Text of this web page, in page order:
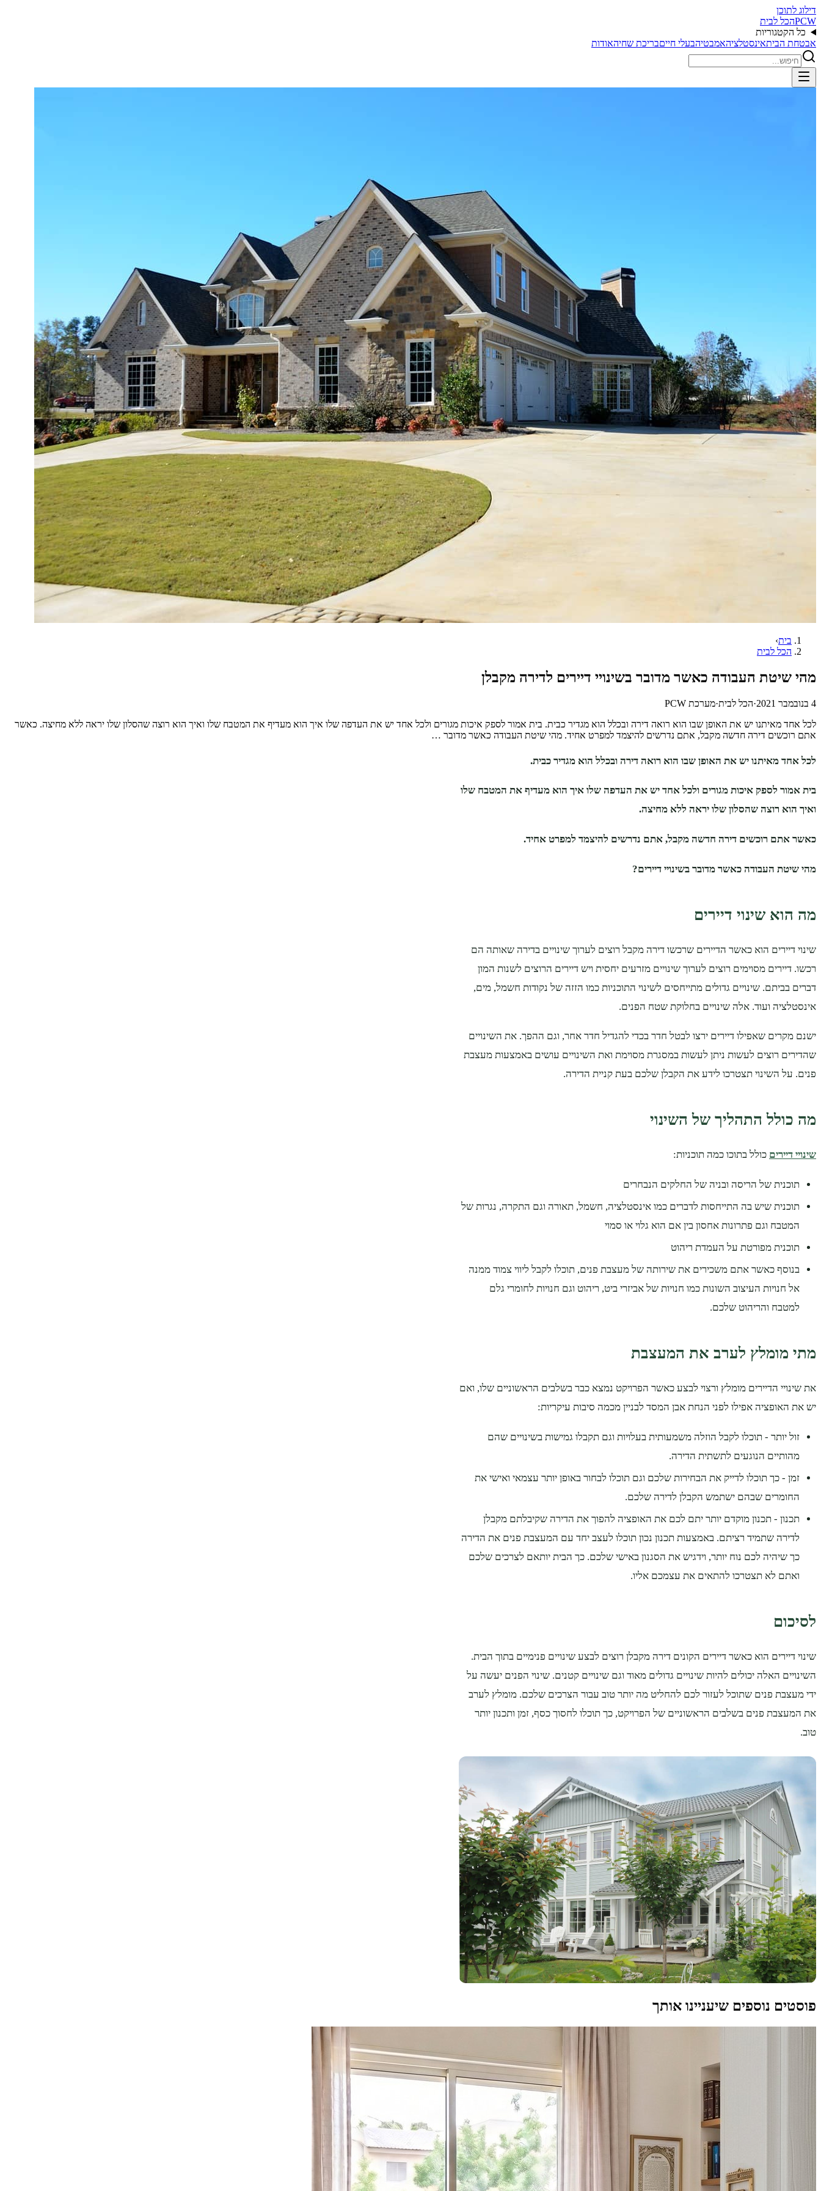
דילוג לתוכן
PCWהכל לבית
כל הקטגוריות
אבטחת הביתאינסטלציהאמבטיהבעלי חייםבריכת שחיהאודות
בית›
הכל לבית
מהי שיטת העבודה כאשר מדובר בשינויי דיירים לדירה מקבלן
4 בנובמבר 2021 ·הכל לבית·מערכת PCW
לכל אחד מאיתנו יש את האופן שבו הוא רואה דירה ובכלל הוא מגדיר כבית. בית אמור לספק איכות מגורים ולכל אחד יש את העדפה שלו איך הוא מעדיף את המטבח שלו ואיך הוא רוצה שהסלון שלו יראה ללא מחיצה. כאשר
אתם רוכשים דירה חדשה מקבל, אתם נדרשים להיצמד למפרט אחיד. מהי שיטת העבודה כאשר מדובר …
לכל אחד מאיתנו יש את האופן שבו הוא רואה דירה ובכלל הוא מגדיר כבית.
בית אמור לספק איכות מגורים ולכל אחד יש את העדפה שלו איך הוא מעדיף את המטבח שלו
ואיך הוא רוצה שהסלון שלו יראה ללא מחיצה.
כאשר אתם רוכשים דירה חדשה מקבל, אתם נדרשים להיצמד למפרט אחיד.
מהי שיטת העבודה כאשר מדובר בשינויי דיירים?
מה הוא שינוי דיירים
שינוי דיירים הוא כאשר הדיירים שרכשו דירה מקבל רוצים לערוך שינויים בדירה שאותה הם
רכשו. דיירים מסוימים רוצים לערוך שינויים מזרעים יחסית ויש דיירים הרוצים לשנות המון
דברים בביתם. שינויים גדולים מתייחסים לשינוי התוכניות כמו הזזה של נקודות חשמל, מים,
אינסטלציה ועוד. אלה שינויים בחלוקת שטח הפנים.
ישנם מקרים שאפילו דיירים ירצו לבטל חדר בכדי להגדיל חדר אחר, וגם ההפך. את השינויים
שהדירים רוצים לעשות ניתן לעשות במסגרת מסוימת ואת השינויים עושים באמצעות מעצבת
פנים. על השינוי תצטרכו לידע את הקבלן שלכם בעת קניית הדירה.
מה כולל התהליך של השינוי
שינויי דיירים כולל בתוכו כמה תוכניות:
תוכנית של הריסה ובניה של החלקים הנבחרים
תוכנית שיש בה התייחסות לדברים כמו אינסטלציה, חשמל, תאורה וגם התקרה, נגרות של
המטבח וגם פתרונות אחסון בין אם הוא גלוי או סמוי
תוכנית מפורטת על העמדת ריהוט
בנוסף כאשר אתם משכירים את שירותה של מעצבת פנים, תוכלו לקבל ליווי צמוד ממנה
אל חנויות העיצוב השונות כמו חנויות של אביזרי ביט, ריהוט וגם חנויות לחומרי גלם
למטבח והריהוט שלכם.
מתי מומלץ לערב את המעצבת
את שינויי הדיירים מומלץ ורצוי לבצע כאשר הפרויקט נמצא כבר בשלבים הראשוניים שלו, ואם
יש את האופציה אפילו לפני הנחת אבן המסד לבניין מכמה סיבות עיקריות:
זול יותר - תוכלו לקבל הוזלה משמעותית בעלויות וגם תקבלו גמישות בשינויים שהם
מהותיים הנוגעים לתשתית הדירה.
זמן - כך תוכלו לדייק את הבחירות שלכם וגם תוכלו לבחור באופן יותר עצמאי ואישי את
החומרים שבהם ישתמש הקבלן לדירה שלכם.
תכנון - תכנון מוקדם יותר יתם לכם את האופציה להפוך את הדירה שקיבלתם מקבלן
לדירה שתמיד רציתם. באמצעות תכנון נכון תוכלו לעצב יחד עם המעצבת פנים את הדירה
כך שיהיה לכם נוח יותר, וידגיש את הסגנון באישי שלכם. כך הבית יותאם לצרכים שלכם
ואתם לא תצטרכו להתאים את עצמכם אליו.
לסיכום
שינוי דיירים הוא כאשר דיירים הקונים דירה מקבלן רוצים לבצע שינויים פנימיים בתוך הבית.
השינויים האלה יכולים להיות שינויים גדולים מאוד וגם שינויים קטנים. שינוי הפנים יעשה על
ידי מעצבת פנים שתוכל לעזור לכם להחליט מה יותר טוב עבור הצרכים שלכם. מומלץ לערב
את המעצבת פנים בשלבים הראשוניים של הפרויקט, כך תוכלו לחסוך כסף, זמן ותכנון יותר
טוב.
פוסטים נוספים שיעניינו אותך